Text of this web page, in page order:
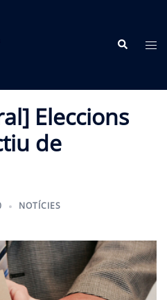
Search
Eleccions
de
NOTÍCIES